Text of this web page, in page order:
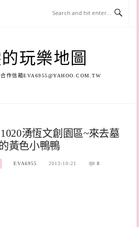
玩樂地圖
作信箱EVA6955@YAHOO.COM.TW
湧恆文創園區~來去墓
黃色小鴨鴨
EVA6955 2013-10-21 8